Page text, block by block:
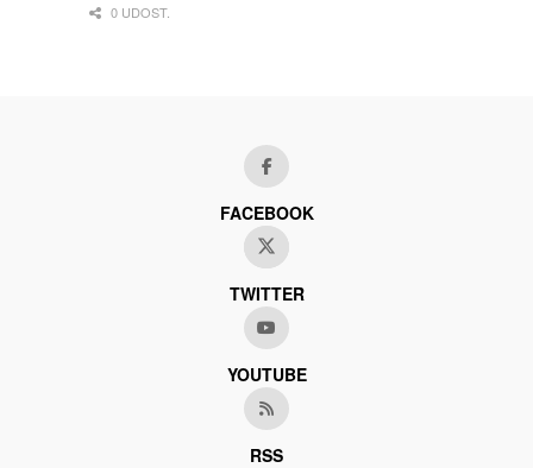
0 UDOST.
FACEBOOK
TWITTER
YOUTUBE
RSS